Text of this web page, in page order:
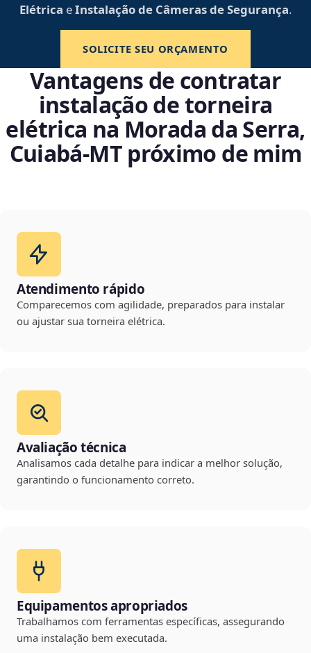
Elétrica eInstalação de Câmeras de Segurança.
SOLICITE SEU ORÇAMENTO
Vantagens de contratar
instalação de torneira
elétrica na Morada da Serra,
Cuiabá‑MT próximo de mim
Atendimento rápido
Comparecemos com agilidade, preparados para instalar
ou ajustar sua torneira elétrica.
Avaliação técnica
Analisamos cada detalhe para indicar a melhor solução,
garantindo o funcionamento correto.
Equipamentos apropriados
Trabalhamos com ferramentas específicas, assegurando
uma instalação bem executada.